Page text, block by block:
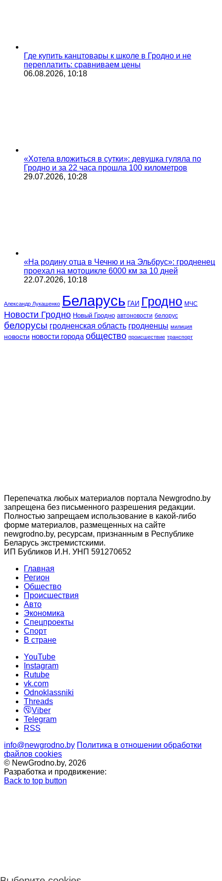
Где купить канцтовары к школе в Гродно и не
переплатить: сравниваем цены
06.08.2026, 10:18
«Хотела вложиться в сутки»: девушка гуляла по
Гродно и за 22 часа прошла 100 километров
29.07.2026, 10:28
«На родину отца в Чечню и на Эльбрус»: гродненец
проехал на мотоцикле 6000 км за 10 дней
22.07.2026, 10:18
Александр Лукашенко Беларусь ГАИ Гродно МЧС
Новости Гродно Новый Гродно автоновости белорус
белорусы гродненская область гродненцы милиция
новости новости города общество происшествие транспорт
Перепечатка любых материалов портала Newgrodno.by
запрещена без письменного разрешения редакции.
Полностью запрещаем использование в какой-либо
форме материалов, размещенных на сайте
newgrodno.by, ресурсам, признанным в Республике
Беларусь экстремистскими.
ИП Бубликов И.Н. УНП 591270652
Главная
Регион
Общество
Происшествия
Авто
Экономика
Спецпроекты
Cпорт
В стране
YouTube
Instagram
Rutube
vk.com
Odnoklassniki
Threads
Viber
Telegram
RSS
info@newgrodno.by Политика в отношении обработки
файлов cookies
© NewGrodno.by, 2026
Разработка и продвижение:
Back to top button